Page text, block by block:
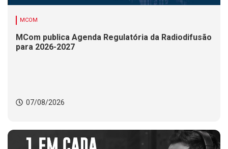
MCOM
MCom publica Agenda Regulatória da Radiodifusão
para 2026-2027
07/08/2026